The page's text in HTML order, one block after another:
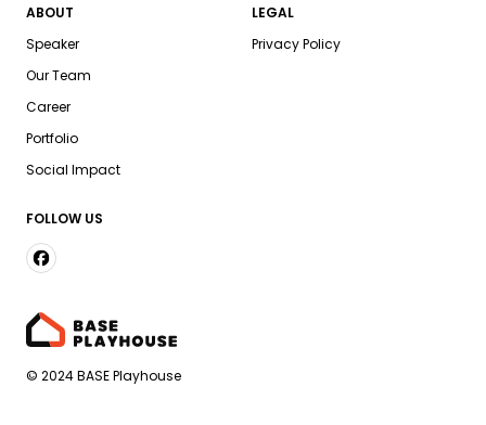
FOLLOW US
ABOUT
Speaker
Our Team
Career
Portfolio
Social Impact
LEGAL
Privacy Policy
© 2024 BASE Playhouse